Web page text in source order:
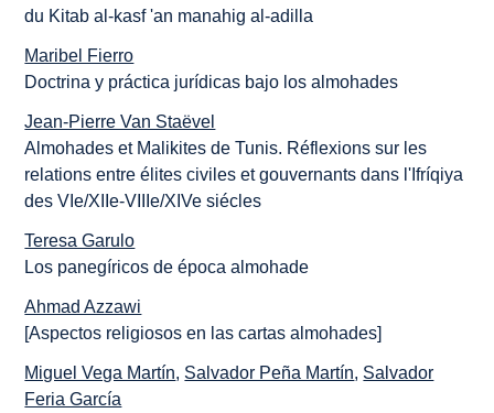
du Kitab al-kasf 'an manahig al-adilla
Maribel Fierro
Doctrina y práctica jurídicas bajo los almohades
Jean-Pierre Van Staëvel
Almohades et Malikites de Tunis. Réflexions sur les
relations entre élites civiles et gouvernants dans l'Ifríqiya
des VIe/XIIe-VIIIe/XIVe siécles
Teresa Garulo
Los panegíricos de época almohade
Ahmad Azzawi
[Aspectos religiosos en las cartas almohades]
Miguel Vega Martín, Salvador Peña Martín, Salvador
Feria García